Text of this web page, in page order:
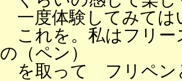
一度体験してみては
これを。私はフリー
の（ペン）
を取って フリペン